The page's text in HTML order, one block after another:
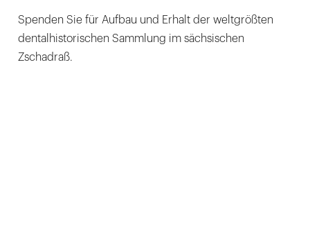
Spenden Sie für Aufbau und Erhalt der weltgrößten
dentalhistorischen Sammlung im sächsischen
Zschadraß.